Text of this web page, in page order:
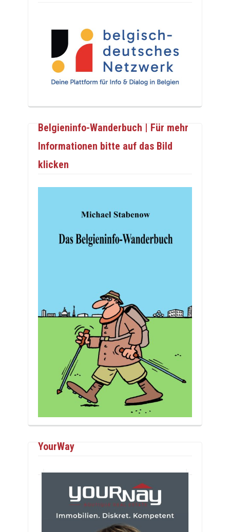
Belgieninfo-Wanderbuch | Für mehr
Informationen bitte auf das Bild
klicken
YourWay